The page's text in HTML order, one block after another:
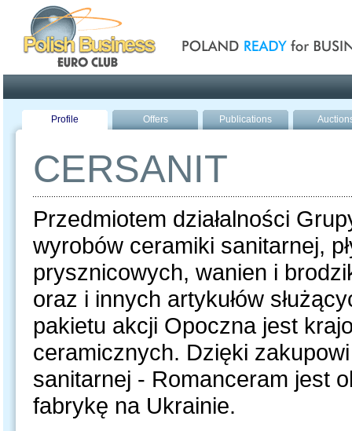
Profile Offers Publications
CERSANIT
Przedmiotem działalności
wyrobów ceramiki sanitarnej,
prysznicowych, wanien i
oraz i innych artykułów
pakietu akcji Opoczna jest
ceramicznych. Dzięki
sanitarnej - Romanceram jest
fabrykę na Ukrainie.